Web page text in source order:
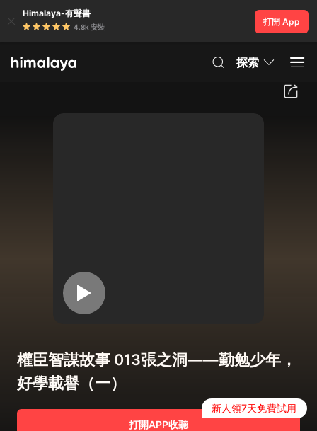
Himalaya-有聲書
4.8k 安裝
打開 App
探索
權臣智謀故事 013張之洞——勤勉少年，
好學載譽（一）
打開APP收聽
新人領7天免費試用